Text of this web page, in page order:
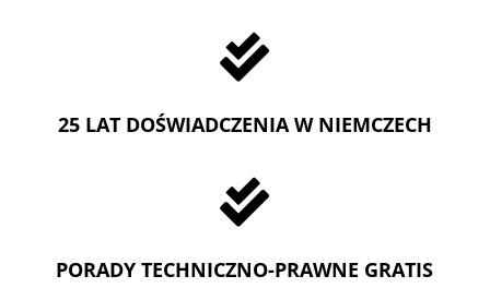

25 LAT DOŚWIADCZENIA W NIEMCZECH

PORADY TECHNICZNO-PRAWNE GRATIS